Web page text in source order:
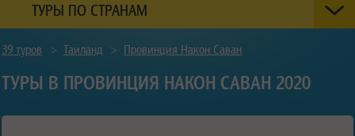
ТУРЫ ПО СТРАНАМ
39 туров > Таиланд > Провинция Након Саван
ТУРЫ В ПРОВИНЦИЯ НАКОН САВАН 2020